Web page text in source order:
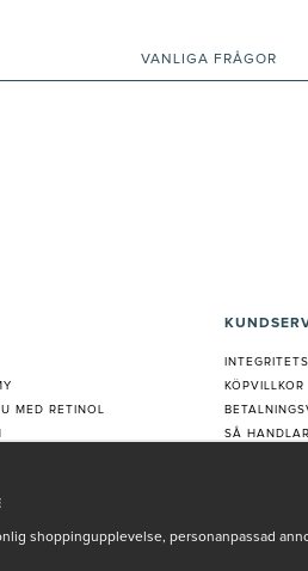
VANLIGA FRÅGOR
MED RETINOL
KÖPVILLKOR
SÅ
shoppingupplevelse, personanpassad